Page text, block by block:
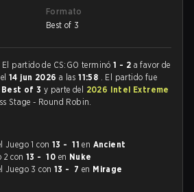
Formato
Best of 3
El partido de CS:GO terminó1 - 2 a favor de
el14 jun 2026 a las11:58 . El partido fue
of 3 y parte del 2026 Intel Extreme
Stage - Round Robin.
Juego 1 con 13 - 11 en Ancient
2 con13 - 10 en Nuke
Juego 3 con 13 - 7 en Mirage